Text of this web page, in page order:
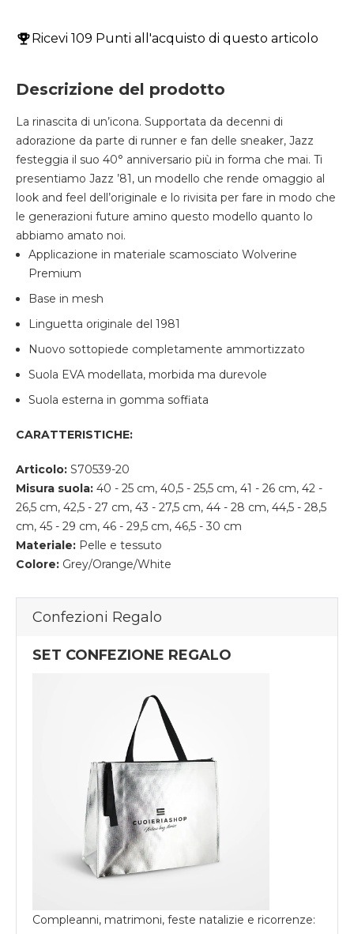
Ricevi 109 Punti all'acquisto di questo articolo
Descrizione del prodotto
La rinascita di un’icona. Supportata da decenni di
adorazione da parte di runner e fan delle sneaker, Jazz
festeggia il suo 40° anniversario più in forma che mai. Ti
presentiamo Jazz ’81, un modello che rende omaggio al
look and feel dell’originale e lo rivisita per fare in modo che
le generazioni future amino questo modello quanto lo
abbiamo amato noi.
Applicazione in materiale scamosciato Wolverine
Premium
Base in mesh
Linguetta originale del 1981
Nuovo sottopiede completamente ammortizzato
Suola EVA modellata, morbida ma durevole
Suola esterna in gomma soffiata
CARATTERISTICHE:
Articolo: S70539-20
Misura suola: 40 - 25 cm, 40,5 - 25,5 cm, 41 - 26 cm, 42 -
26,5 cm, 42,5 - 27 cm, 43 - 27,5 cm, 44 - 28 cm, 44,5 - 28,5
cm, 45 - 29 cm, 46 - 29,5 cm, 46,5 - 30 cm
Materiale: Pelle e tessuto
Colore: Grey/Orange/White
Confezioni Regalo
SET CONFEZIONE REGALO
Compleanni, matrimoni, feste natalizie e ricorrenze: